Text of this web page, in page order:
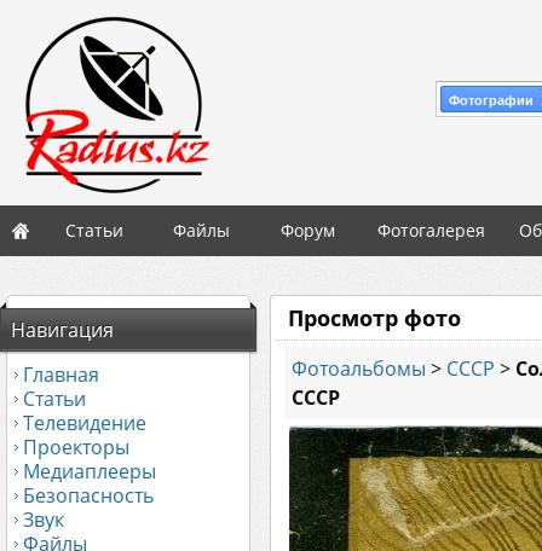
Фотографии
Статьи Файлы Форум Фотогалерея
Навигация
Главная
Статьи
Телевидение
Проекторы
Медиаплееры
Безопасность
Звук
Файлы
Просмотр фото
Фотоальбомы > СССР >
СССР